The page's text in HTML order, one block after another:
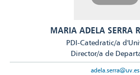
MARIA ADELA SERRA
PDI-Catedratic/a
Director/a de
adela.serra@uv.es